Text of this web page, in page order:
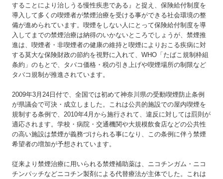
することにより治しうる慢性疾患である』と捉え、保険給付制度を
導入して多くの喫煙者が禁煙治療を受ける事ができる社会環境の整
備が進められています。喫煙をしない人にとって保険給付制度を導
入してまでの禁煙治療は納得のいかないところでしょうが、禁煙推
進は、喫煙者・非喫煙者の健康の維持と喫煙によりおこる疾病に対
する莫大な保険財政の節約を視野に入れて、WHO「たばこ規制枠組
条約」のもとで、タバコ価格・税の引き上げや喫煙場所の制限など
タバコ規制が推進されています。
2009年3月24日付で、全国では初めて神奈川県の受動喫煙防止条例
が県議会で可決・成立しました。これは公共的施設での屋内喫煙を
規制する条例で、2010年4月から施行されて、違反に対しては罰則が
適応されます。学校・病院・交通機関や大規模飲食店などの公共性
の高い施設は禁煙が義務づけられる事になり、この条例に伴う禁煙
希望者の増加が予想されています。
従来より禁煙治療に用いられる禁煙補助薬は、ニコチンガム・ニコ
チンパッチなどニコチン製剤による代替療法が主体でした。これは